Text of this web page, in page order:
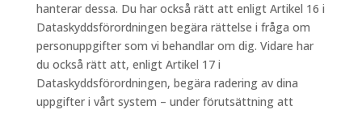
hanterar dessa. Du har också rätt att enligt Artikel 16 i
Dataskyddsförordningen begära rättelse i fråga om
personuppgifter som vi behandlar om dig. Vidare har
du också rätt att, enligt Artikel 17 i
Dataskyddsförordningen, begära radering av dina
uppgifter i vårt system – under förutsättning att